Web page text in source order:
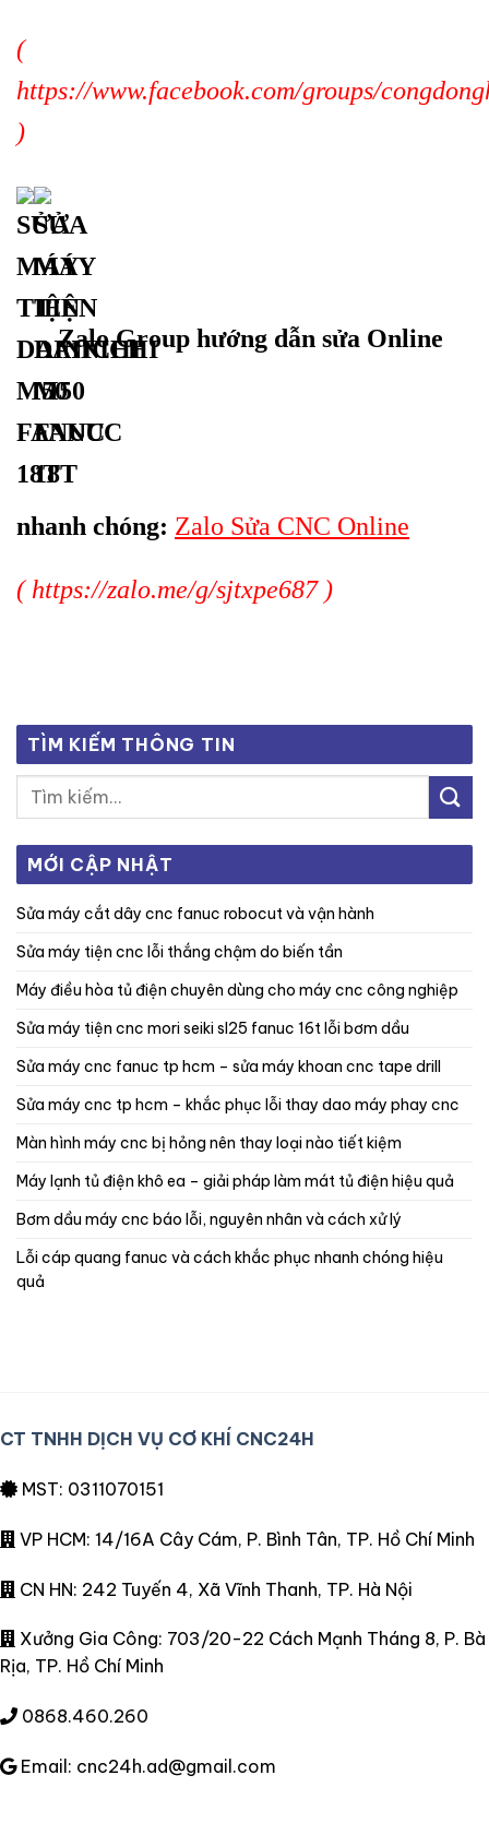
(
https://www.facebook.com/groups/
)
Zalo Group hướng dẫn sửa Online
nhanh chóng: Zalo Sửa CNC Online
(https://zalo.me/g/sjtxpe687)
TÌM KIẾM THÔNG TIN
MỚI CẬP NHẬT
sửa máy cắt dây cnc fanuc robocut và vận hành
sửa máy tiện cnc lỗi thắng chậm do biến tần
máy điều hòa tủ điện chuyên dùng cho máy cnc công nghiệp
sửa máy tiện cnc mori seiki sl25 fanuc 16t lỗi bơm dầu
sửa máy cnc fanuc tp hcm – sửa máy khoan cnc tape drill
sửa máy cnc tp hcm – khắc phục lỗi thay dao máy phay cnc
màn hình máy cnc bị hỏng nên thay loại nào tiết kiệm
máy lạnh tủ điện khô ea – giải pháp làm mát tủ điện hiệu quả
bơm dầu máy cnc báo lỗi, nguyên nhân và cách xử lý
lỗi cáp quang fanuc và cách khắc phục nhanh chóng hiệu
quả
CT TNHH DỊCH VỤ CƠ KHÍ CNC24H
MST: 0311070151
VP HCM: 14/16A Cây Cám, P. Bình Tân, TP. Hồ Chí Minh
CN HN: 242 Tuyến 4, Xã Vĩnh Thanh, TP. Hà Nội
Xưởng Gia Công: 703/20-22 Cách Mạnh Tháng 8, P. Bà
Rịa, TP. Hồ Chí Minh
0868.460.260
Email: cnc24h.ad@gmail.com